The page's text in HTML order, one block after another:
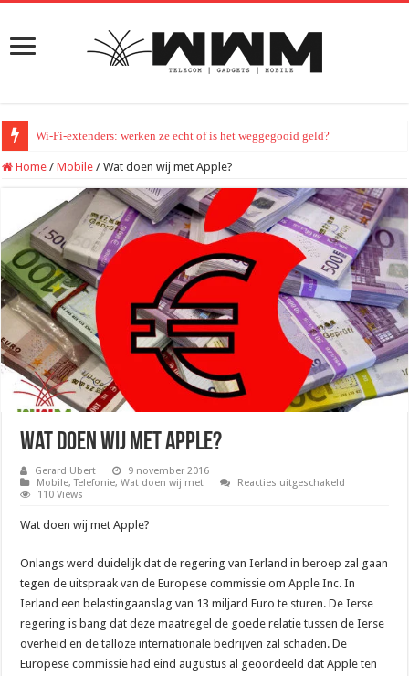
Wi-Fi-extenders: werken ze echt of is het weggegooid geld?
Home / Mobile / Wat doen wij met Apple?
Wat doen wij met Apple?
Gerard Ubert
9 november 2016
Mobile,Telefonie,Wat doen wij met Reacties uitgeschakeld
110 Views
Wat doen wij met Apple?
Onlangs werd duidelijk dat de regering van Ierland in beroep zal gaan
tegen de uitspraak van de Europese commissie om Apple Inc. In
Ierland een belastingaanslag van 13 miljard Euro te sturen. De Ierse
regering is bang dat deze maatregel de goede relatie tussen de Ierse
overheid en de talloze internationale bedrijven zal schaden. De
Europese commissie had eind augustus al geoordeeld dat Apple ten